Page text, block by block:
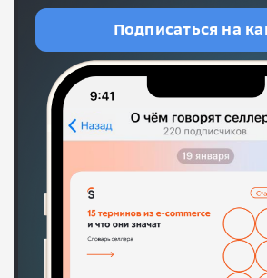
Подписаться на